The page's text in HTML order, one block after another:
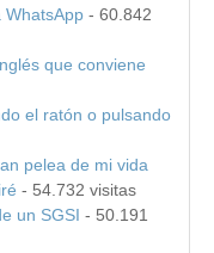
WhatsApp - 60.842
que conviene
el ratón o pulsando
pelea de mi vida
- 54.732 visitas
un SGSI - 50.191